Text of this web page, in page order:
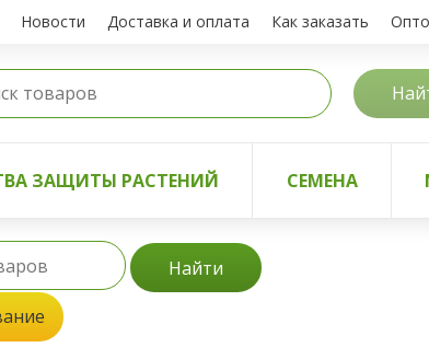
Новости Доставка и оплата Как заказать
ЗАЩИТЫ РАСТЕНИЙ СЕМЕНА
Найти